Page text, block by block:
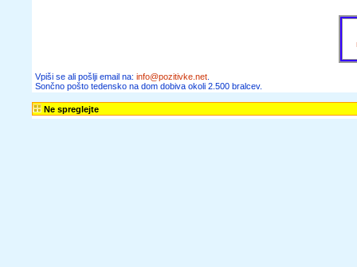
Vpiši se ali pošlji email na: info@pozitivke.net
Sončno pošto tedensko na dom dobiva okoli 2.500 bralcev.
Ne spreglejte